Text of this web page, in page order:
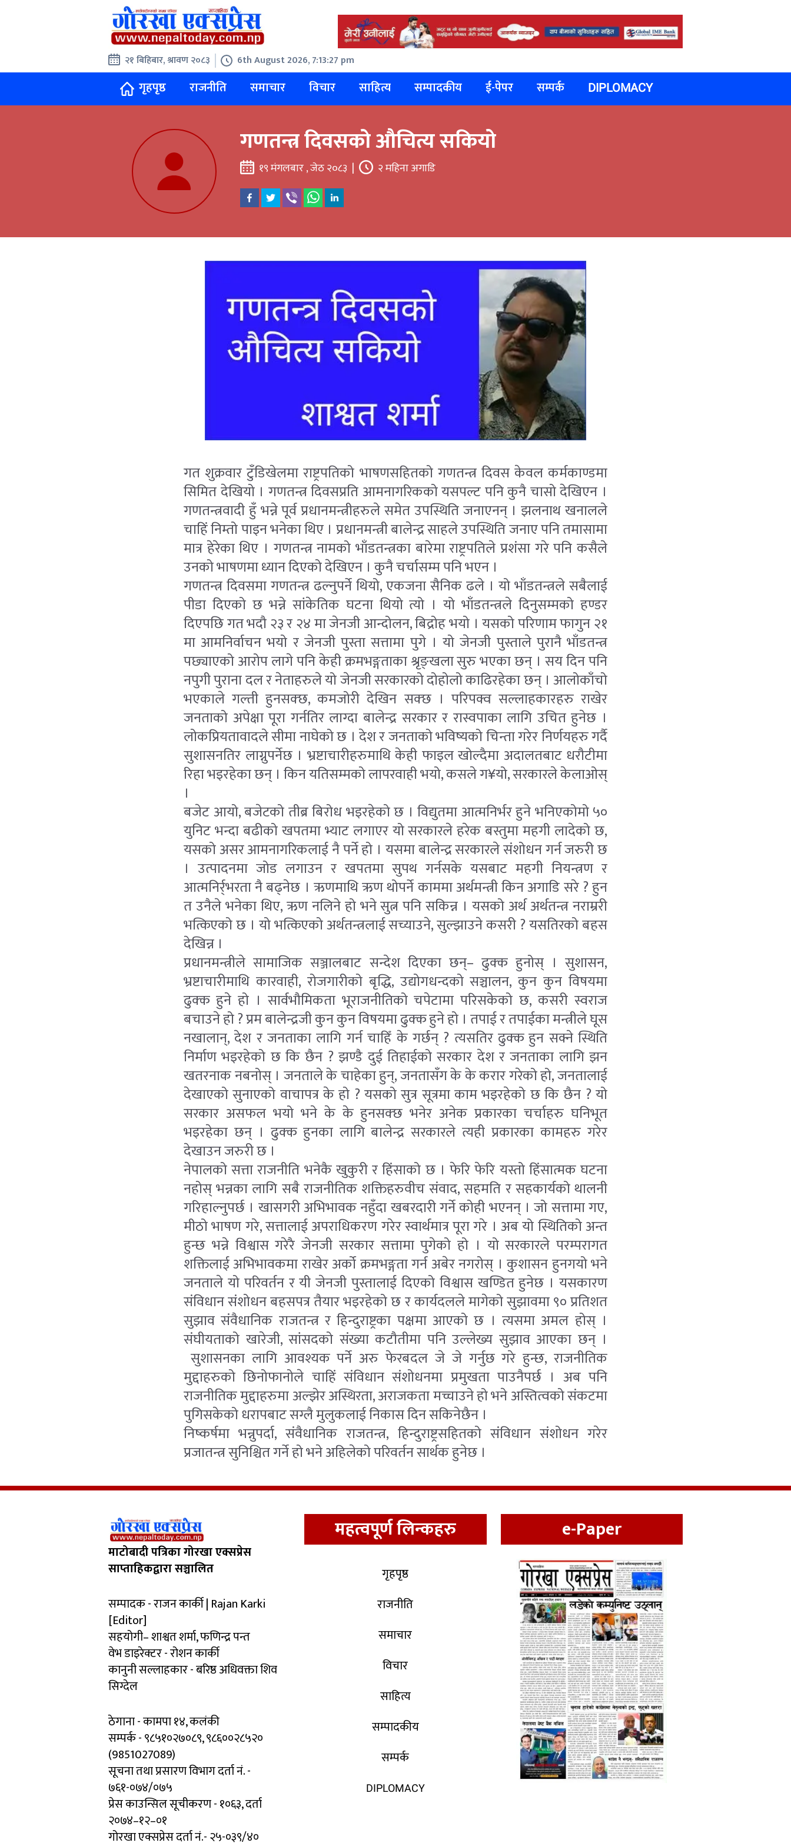
२१ बिहिबार, श्रावण २०८३ 6th August 2026, 7:13:28 pm
गृहपृष्ठ राजनीति समाचार विचार साहित्य सम्पादकीय ई-पेपर सम्पर्क DIPLOMACY
गणतन्त्र दिवसको औचित्य सकियो
१९ मंगलबार , जेठ २०८३ | २ महिना अगाडि
गत शुक्रवार टुँडिखेलमा राष्ट्रपतिको भाषणसहितको गणतन्त्र दिवस केवल कर्मकाण्डमा
सिमित देखियो । गणतन्त्र दिवसप्रति आमनागरिकको यसपल्ट पनि कुनै चासो देखिएन ।
गणतन्त्रवादी हुँ भन्ने पूर्व प्रधानमन्त्रीहरुले समेत उपस्थिति जनाएनन् । झलनाथ खनालले
चाहिं निम्तो पाइन भनेका थिए । प्रधानमन्त्री बालेन्द्र साहले उपस्थिति जनाए पनि तमासामा
मात्र हेरेका थिए । गणतन्त्र नामको भाँडतन्त्रका बारेमा राष्ट्रपतिले प्रशंसा गरे पनि कसैले
उनको भाषणमा ध्यान दिएको देखिएन । कुनै चर्चासम्म पनि भएन ।
गणतन्त्र दिवसमा गणतन्त्र ढल्नुपर्ने थियो, एकजना सैनिक ढले । यो भाँडतन्त्रले सबैलाई
पीडा दिएको छ भन्ने सांकेतिक घटना थियो त्यो । यो भाँडतन्त्रले दिनुसम्मको हण्डर
दिएपछि गत भदौ २३ र २४ मा जेनजी आन्दोलन, बिद्रोह भयो । यसको परिणाम फागुन २१
मा आमनिर्वाचन भयो र जेनजी पुस्ता सत्तामा पुगे । यो जेनजी पुस्ताले पुरानै भाँडतन्त्र
पछ्याएको आरोप लागे पनि केही क्रमभङ्गताका श्रृङ्खला सुरु भएका छन् । सय दिन पनि
नपुगी पुराना दल र नेताहरुले यो जेनजी सरकारको दोहोलो काढिरहेका छन् । आलोकाँचो
भएकाले गल्ती हुनसक्छ, कमजोरी देखिन सक्छ । परिपक्व सल्लाहकारहरु राखेर
जनताको अपेक्षा पूरा गर्नतिर लाग्दा बालेन्द्र सरकार र रास्वपाका लागि उचित हुनेछ ।
लोकप्रियतावादले सीमा नाघेको छ । देश र जनताको भविष्यको चिन्ता गरेर निर्णयहरु गर्दै
सुशासनतिर लाग्नुपर्नेछ । भ्रष्टाचारीहरुमाथि केही फाइल खोल्दैमा अदालतबाट धरौटीमा
रिहा भइरहेका छन् । किन यतिसम्मको लापरवाही भयो, कसले ग¥यो, सरकारले केलाओस्
।
बजेट आयो, बजेटको तीब्र बिरोध भइरहेको छ । विद्युतमा आत्मनिर्भर हुने भनिएकोमो ५०
युनिट भन्दा बढीको खपतमा भ्याट लगाएर यो सरकारले हरेक बस्तुमा महगी लादेको छ,
यसको असर आमनागरिकलाई नै पर्ने हो । यसमा बालेन्द्र सरकारले संशोधन गर्न जरुरी छ
। उत्पादनमा जोड लगाउन र खपतमा सुपथ गर्नसके यसबाट महगी नियन्त्रण र
आत्मनिर्र्भरता नै बढ्नेछ । ऋणमाथि ऋण थोपर्ने काममा अर्थमन्त्री किन अगाडि सरे ? हुन
त उनैले भनेका थिए, ऋण नलिने हो भने सुत्न पनि सकिन्न । यसको अर्थ अर्थतन्त्र नराम्ररी
भत्किएको छ । यो भत्किएको अर्थतन्त्रलाई सच्याउने, सुल्झाउने कसरी ? यसतिरको बहस
देखिन्न ।
प्रधानमन्त्रीले सामाजिक सञ्जालबाट सन्देश दिएका छन्– ढुक्क हुनोस् । सुशासन,
भ्रष्टाचारीमाथि कारवाही, रोजगारीको बृद्धि, उद्योगधन्दको सञ्चालन, कुन कुन विषयमा
ढुक्क हुने हो । सार्वभौमिकता भूराजनीतिको चपेटामा परिसकेको छ, कसरी स्वराज
बचाउने हो ? प्रम बालेन्द्रजी कुन कुन विषयमा ढुक्क हुने हो । तपाई र तपाईका मन्त्रीले घूस
नखालान्, देश र जनताका लागि गर्न चाहिँ के गर्छन् ? त्यसतिर ढुक्क हुन सक्ने स्थिति
निर्माण भइरहेको छ कि छैन ? झण्डै दुई तिहाईको सरकार देश र जनताका लागि झन
खतरनाक नबनोस् । जनताले के चाहेका हुन्, जनतासँग के के करार गरेको हो, जनतालाई
देखाएको सुनाएको वाचापत्र के हो ? यसको सुत्र सूत्रमा काम भइरहेको छ कि छैन ? यो
सरकार असफल भयो भने के के हुनसक्छ भनेर अनेक प्रकारका चर्चाहरु घनिभूत
भइरहेका छन् । ढुक्क हुनका लागि बालेन्द्र सरकारले त्यही प्रकारका कामहरु गरेर
देखाउन जरुरी छ ।
नेपालको सत्ता राजनीति भनेकै खुकुरी र हिंसाको छ । फेरि फेरि यस्तो हिंसात्मक घटना
नहोस् भन्नका लागि सबै राजनीतिक शक्तिहरुवीच संवाद, सहमति र सहकार्यको थालनी
गरिहाल्नुपर्छ । खासगरी अभिभावक नहुँदा खबरदारी गर्ने कोही भएनन् । जो सत्तामा गए,
मीठो भाषण गरे, सत्तालाई अपराधिकरण गरेर स्वार्थमात्र पूरा गरे । अब यो स्थितिको अन्त
हुन्छ भन्ने विश्वास गरेरै जेनजी सरकार सत्तामा पुगेको हो । यो सरकारले परम्परागत
शक्तिलाई अभिभावकमा राखेर अर्को क्रमभङ्गता गर्न अबेर नगरोस् । कुशासन हुनगयो भने
जनताले यो परिवर्तन र यी जेनजी पुस्तालाई दिएको विश्वास खण्डित हुनेछ । यसकारण
संविधान संशोधन बहसपत्र तैयार भइरहेको छ र कार्यदलले मागेको सुझावमा ९० प्रतिशत
सुझाव संवैधानिक राजतन्त्र र हिन्दुराष्ट्रका पक्षमा आएको छ । त्यसमा अमल होस् ।
संघीयताको खारेजी, सांसदको संख्या कटौतीमा पनि उल्लेख्य सुझाव आएका छन् ।
सुशासनका लागि आवश्यक पर्ने अरु फेरबदल जे जे गर्नुछ गरे हुन्छ, राजनीतिक
मुद्दाहरुको छिनोफानोले चाहिं संविधान संशोधनमा प्रमुखता पाउनैपर्छ । अब पनि
राजनीतिक मुद्दाहरुमा अल्झेर अस्थिरता, अराजकता मच्चाउने हो भने अस्तित्वको संकटमा
पुगिसकेको धरापबाट सग्लै मुलुकलाई निकास दिन सकिनेछैन ।
निष्कर्षमा भन्नुपर्दा, संवैधानिक राजतन्त्र, हिन्दुराष्ट्रसहितको संविधान संशोधन गरेर
प्रजातन्त्र सुनिश्चित गर्ने हो भने अहिलेको परिवर्तन सार्थक हुनेछ ।
माटोबादी पत्रिका गोरखा एक्सप्रेस
साप्ताहिकद्वारा सञ्चालित
सम्पादक - राजन कार्की | Rajan Karki
[Editor]
सहयोगी– शाश्वत शर्मा, फणिन्द्र पन्त
वेभ डाइरेक्टर - रोशन कार्की
कानुनी सल्लाहकार - बरिष्ठ अधिवक्ता शिव
सिग्देल
ठेगाना - कामपा १४, कलंकी
सम्पर्क - ९८५१०२७०८९, ९८६००२८५२०
(9851027089)
सूचना तथा प्रसारण विभाग दर्ता नं. -
७६१-०७४/०७५
प्रेस काउन्सिल सूचीकरण - १०६३, दर्ता
२०७४–१२–०१
गोरखा एक्सप्रेस दर्ता नं.- २५-०३९/४०
महत्वपूर्ण लिन्कहरु
गृहपृष्ठ
राजनीति
समाचार
विचार
साहित्य
सम्पादकीय
सम्पर्क
DIPLOMACY
e-Paper